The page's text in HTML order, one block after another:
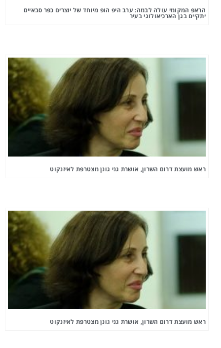
הראפ המקומי עולה לבמה: ערב היפ הופ מיוחד של יוצרים כפר סבאיים
יתקיים בגן הארכיאולוגי בעיר
ראש מועצת דרום השרון, אושרת גני גונן מצטרפת לאיזנקוט
ראש מועצת דרום השרון, אושרת גני גונן מצטרפת לאיזנקוט